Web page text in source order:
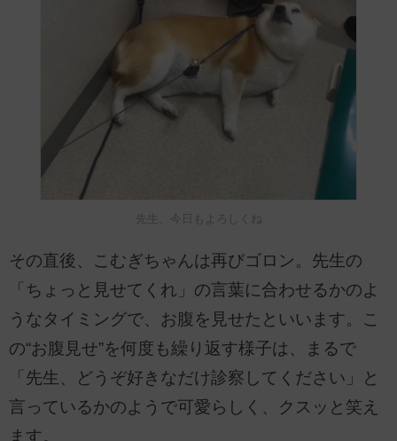
先生、今日もよろしくね
その直後、こむぎちゃんは再びゴロン。先生の
「ちょっと見せてくれ」の言葉に合わせるかのよ
うなタイミングで、お腹を見せたといいます。こ
の“お腹見せ”を何度も繰り返す様子は、まるで
「先生、どうぞ好きなだけ診察してください」と
言っているかのようで可愛らしく、クスッと笑え
ます。